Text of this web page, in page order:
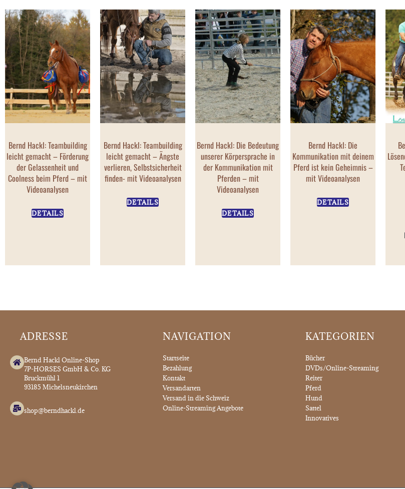
Bernd Hackl: Teambuilding
leicht gemacht – Förderung
der Gelassenheit und
Coolness beim Pferd – mit
Videoanalysen
DETAILS
Bernd Hackl: Teambuilding
leicht gemacht – Ängste
verlieren, Selbstsicherheit
finden- mit Videoanalysen
DETAILS
Bernd Hackl: Die Bedeutung
unserer Körpersprache in
der Kommunikation mit
Pferden – mit
Videoanalysen
DETAILS
Bernd Hackl: Die
Kommunikation mit deinem
Pferd ist kein Geheimnis –
mit Videoanalysen
DETAILS
ADRESSE
Bernd Hackl Online-Shop
7P-HORSES GmbH & Co. KG
Bruckmühl 1
93185 Michelsneukirchen
shop@berndhackl.de
NAVIGATION
Startseite
Bezahlung
Kontakt
Versandarten
Versand in die Schweiz
Online-Streaming Angebote
KATEGORIEN
Bücher
DVDs/Online-Streaming
Reiter
Pferd
Hund
Sattel
Innovatives